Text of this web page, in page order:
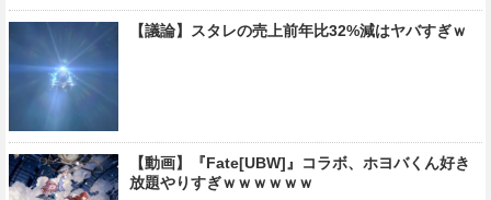
【議論】スタレの売上前年比32%減はヤバすぎｗ
【動画】『Fate[UBW]』コラボ、ホヨバくん好き
放題やりすぎｗｗｗｗｗｗ